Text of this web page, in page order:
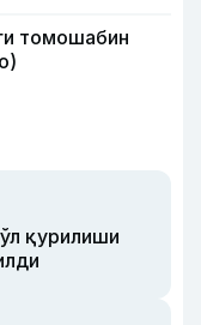
томошабин
қурилиши